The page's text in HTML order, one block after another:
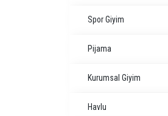
Spor Giyim
Pijama
Kurumsal Giyim
Havlu